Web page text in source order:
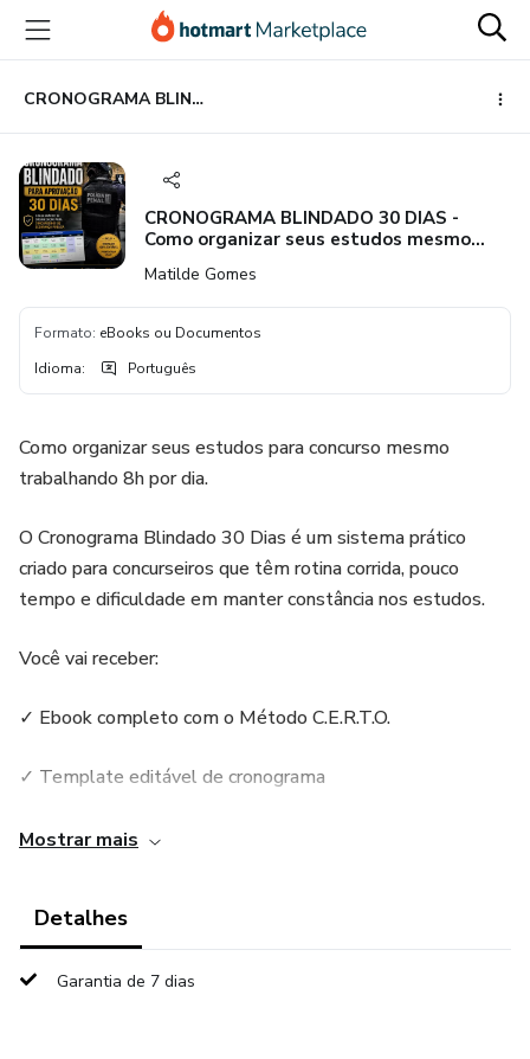
para
conteúdo
principal
para
pagamento
para
rodapé
CRONOGRAMA BLINDADO 30 DIAS - Como organizar seus estudos mesmo trabalhando
CRONOGRAMA BLINDADO 30 DIAS -
Como organizar seus estudos mesmo
Matilde Gomes
Formato: eBooks ou Documentos
Idioma: Português
Como organizar seus estudos para concurso mesmo
trabalhando 8h por dia.
O Cronograma Blindado 30 Dias é um sistema prático
criado para concurseiros que têm rotina corrida, pouco
tempo e dificuldade em manter constância nos estudos.
Você vai receber:
✓ Ebook completo com o Método C.E.R.T.O.
✓ Template editável de cronograma
✓ Rotina pronta para 1h30 por dia
✓ Modo Dia Ruim (20 minutos mínimos)
Mostrar mais
Detalhes
Garantia de 7 dias